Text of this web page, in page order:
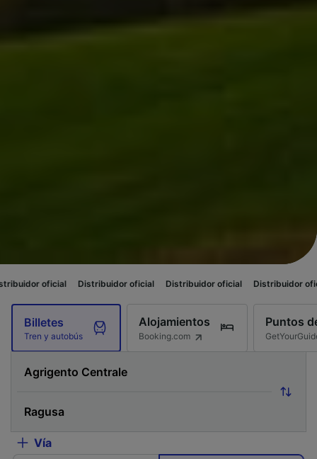
Distribuidor oficial Distribuidor oficial Distribuidor oficial
Billetes
Tren y autobús
Alojamientos
Booking.com
Puntos
Vía